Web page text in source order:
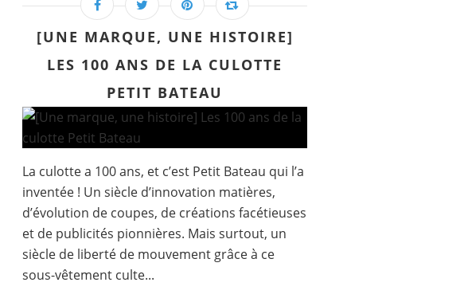
[UNE MARQUE, UNE HISTOIRE]
LES 100 ANS DE LA CULOTTE
PETIT BATEAU
La culotte a 100 ans, et c’est Petit Bateau qui l’a
inventée ! Un siècle d’innovation matières,
d’évolution de coupes, de créations facétieuses
et de publicités pionnières. Mais surtout, un
siècle de liberté de mouvement grâce à ce
sous-vêtement culte...